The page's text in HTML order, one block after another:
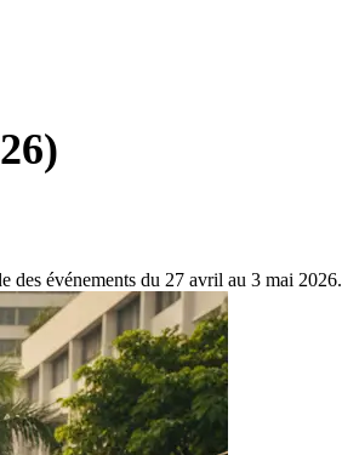
des événements du 27 avril au 3 mai 2026.